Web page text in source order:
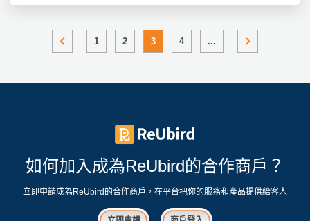
1 2 3 4 ...
如何加入成為ReUbird的合作商戶？
立即申請成為ReUbird的合作商戶，在平台把你的服務和產品提供給客人